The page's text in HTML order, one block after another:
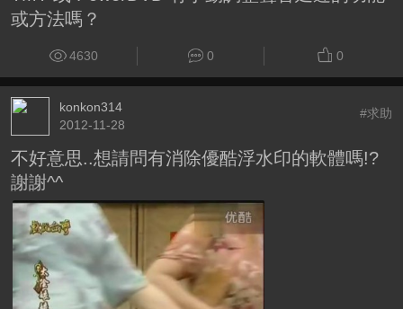
或方法嗎？
4630 0 0
konkon314
2012-11-28
#求助
不好意思..想請問有消除優酷浮水印的軟體嗎!?
謝謝^^